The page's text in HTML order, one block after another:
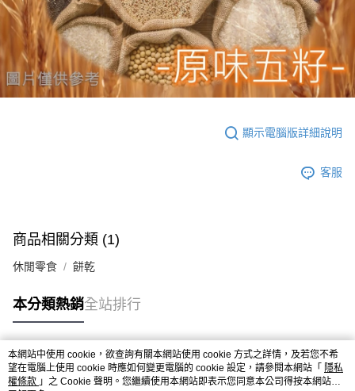
顯示電腦版詳細說明
客服
商品相關分類 (1)
休閒零食 餅乾
本分類熱銷全站排行
熱門標籤
本網站中使用 cookie，欲查詢有關本網站使用 cookie 方式之詳情，及若您不希
望在電腦上使用 cookie 時應如何變更電腦的 cookie 設定，請參閱本網站「 隱私
權條款 」之 Cookie 聲明。您繼續使用本網站即表示您同意本公司得按本網站使